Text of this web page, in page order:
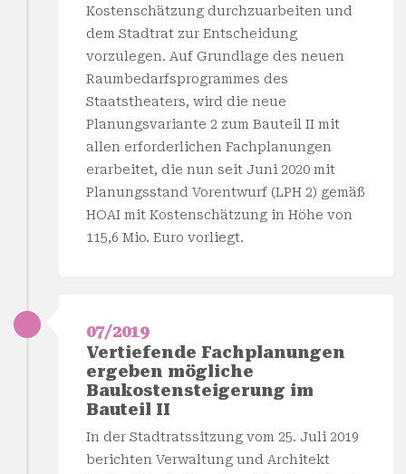
Kostenschätzung durchzuarbeiten und
dem Stadtrat zur Entscheidung
vorzulegen. Auf Grundlage des neuen
Raumbedarfsprogrammes des
Staatstheaters, wird die neue
Planungsvariante 2 zum Bauteil II mit
allen erforderlichen Fachplanungen
erarbeitet, die nun seit Juni 2020 mit
Planungsstand Vorentwurf (LPH 2) gemäß
HOAI mit Kostenschätzung in Höhe von
115,6 Mio. Euro vorliegt.
07/2019
Vertiefende Fachplanungen
ergeben mögliche
Baukostensteigerung im
Bauteil II
In der Stadtratssitzung vom 25. Juli 2019
berichten Verwaltung und Architekt